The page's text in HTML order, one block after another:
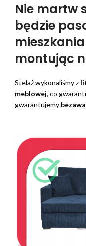
Nie martw
będzie
montując
Stelaż wykonaliśmy z
meblowej, co
gwarantujemy